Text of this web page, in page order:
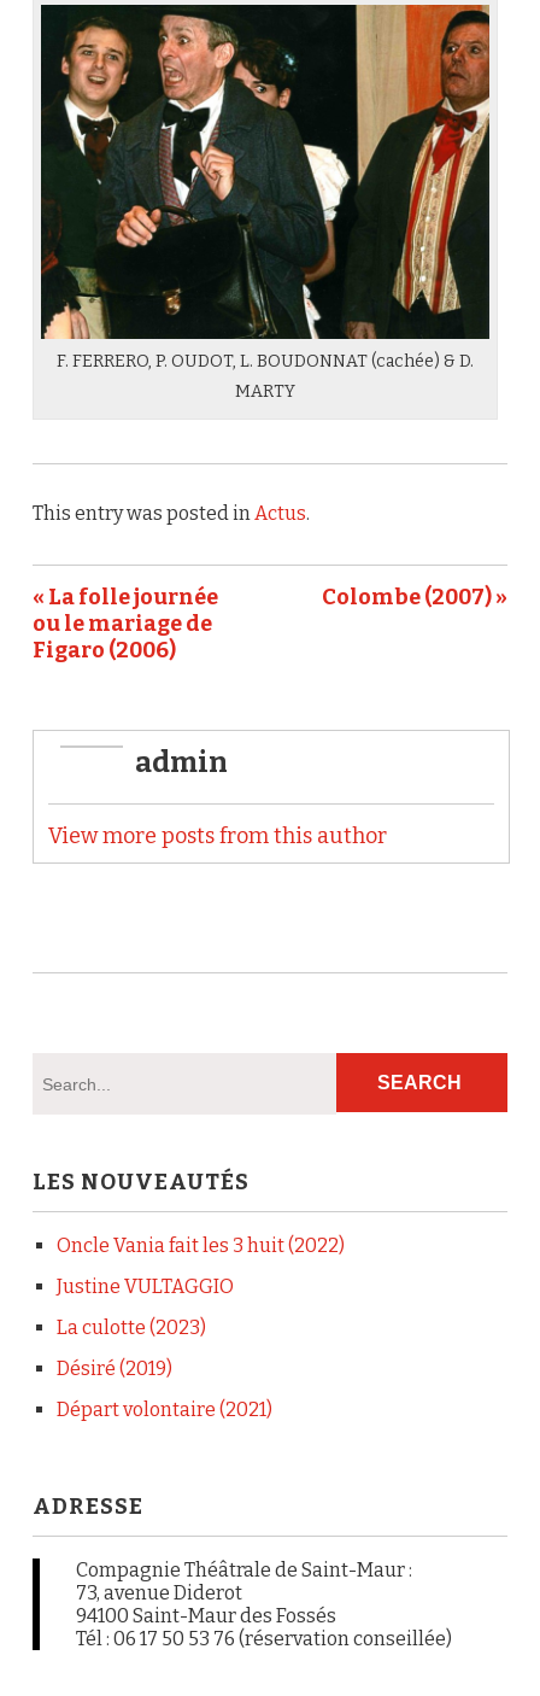
F. FERRERO, P. OUDOT, L. BOUDONNAT (cachée) & D.
MARTY
This entry was posted inActus.
« La folle journée
ou le mariage de
Figaro (2006)
Colombe (2007) »
admin
View more posts from this author
LES NOUVEAUTÉS
Oncle Vania fait les 3 huit (2022)
Justine VULTAGGIO
La culotte (2023)
Désiré (2019)
Départ volontaire (2021)
ADRESSE
Compagnie Théâtrale de Saint-Maur :
73, avenue Diderot
94100 Saint-Maur des Fossés
Tél : 06 17 50 53 76 (réservation conseillée)